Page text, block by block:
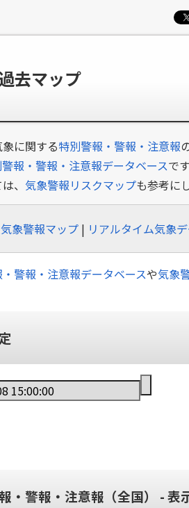
去マップ
に関する特別警報・警報・注意報
報・警報・注意報データベースで
、 気象警報リスクマップも参考に
象警報マップ | リアルタイム気象
警報・注意報データベースや気象
・警報・注意報（全国） - 表